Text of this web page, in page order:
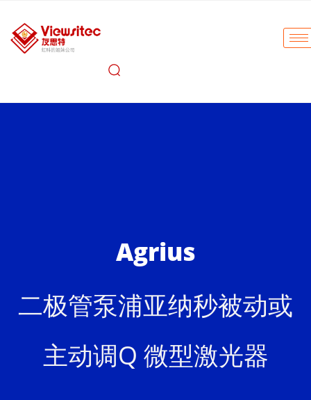
Agrius
二极管泵浦亚纳秒被动或
主动调Q 微型激光器